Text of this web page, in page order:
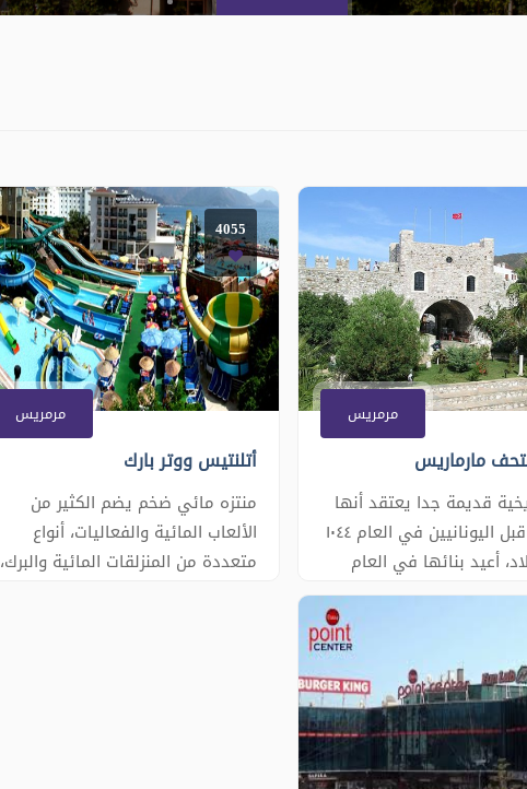
مرمريس
مارماريس
قديمة جدا يعتقد أنها
بنيت من قبل اليونانيين في العام ١٠٤٤
أعيد بنائها في العام
قبل سليمان القانوني وقد
عسكرية لقواته.
خلال الحرب العالمية
رممت مرة أخرى خلال
السنوات ١٩٨٠-١٩٩٠، من ثم أصبحت
على معروضات أثرية
4055
مرمريس
أتلنتيس ووتر بارك
منتزه مائي ضخم يضم الكثير من
الألعاب المائية والفعاليات، أنواع
متعددة من المنزلقات المائية والبرك،